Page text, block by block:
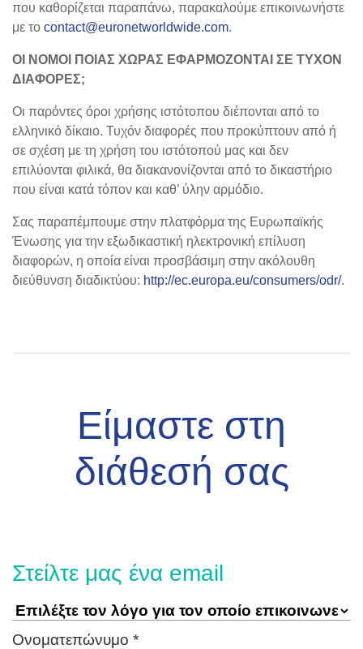
που καθορίζεται παραπάνω, παρακαλούμε επικοινωνήστε
με το contact@euronetworldwide.com.
ΟΙ ΝΟΜΟΙ ΠΟΙΑΣ ΧΩΡΑΣ ΕΦΑΡΜΟΖΟΝΤΑΙ ΣΕ ΤΥΧΟΝ
ΔΙΑΦΟΡΕΣ;
Οι παρόντες όροι χρήσης ιστότοπου διέπονται από το
ελληνικό δίκαιο. Τυχόν διαφορές που προκύπτουν από ή
σε σχέση με τη χρήση του ιστότοπού μας και δεν
επιλύονται φιλικά, θα διακανονίζονται από το δικαστήριο
που είναι κατά τόπον και καθ’ ύλην αρμόδιο.
Σας παραπέμπουμε στην πλατφόρμα της Ευρωπαϊκής
Ένωσης για την εξωδικαστική ηλεκτρονική επίλυση
διαφορών, η οποία είναι προσβάσιμη στην ακόλουθη
διεύθυνση διαδικτύου: http://ec.europa.eu/consumers/odr/.
Είμαστε στη
διάθεσή σας
Στείλτε μας ένα email
Ονοματεπώνυμο *